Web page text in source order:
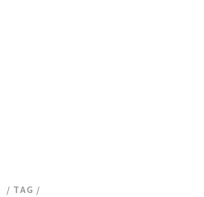
/ TAG /